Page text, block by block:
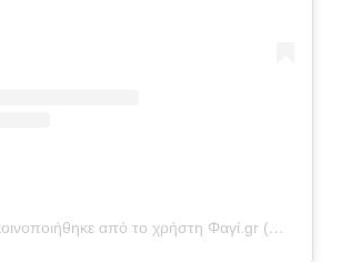
Η δημοσίευση κοινοποιήθηκε από το χρήστη Φαγί.gr (@fagigr)